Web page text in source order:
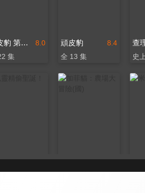
8.0
頑皮豹 第三季
集
8.4
頑皮豹
全 13 集